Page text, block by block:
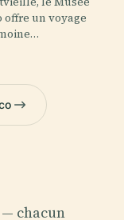
offre un voyage
chacun